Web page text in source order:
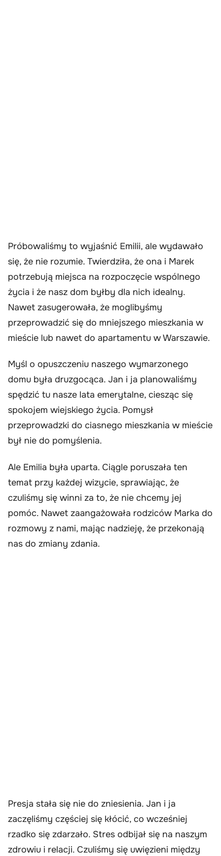
Próbowaliśmy to wyjaśnić Emilii, ale wydawało
się, że nie rozumie. Twierdziła, że ona i Marek
potrzebują miejsca na rozpoczęcie wspólnego
życia i że nasz dom byłby dla nich idealny.
Nawet zasugerowała, że moglibyśmy
przeprowadzić się do mniejszego mieszkania w
mieście lub nawet do apartamentu w Warszawie.
Myśl o opuszczeniu naszego wymarzonego
domu była druzgocąca. Jan i ja planowaliśmy
spędzić tu nasze lata emerytalne, ciesząc się
spokojem wiejskiego życia. Pomysł
przeprowadzki do ciasnego mieszkania w mieście
był nie do pomyślenia.
Ale Emilia była uparta. Ciągle poruszała ten
temat przy każdej wizycie, sprawiając, że
czuliśmy się winni za to, że nie chcemy jej
pomóc. Nawet zaangażowała rodziców Marka do
rozmowy z nami, mając nadzieję, że przekonają
nas do zmiany zdania.
Presja stała się nie do zniesienia. Jan i ja
zaczęliśmy częściej się kłócić, co wcześniej
rzadko się zdarzało. Stres odbijał się na naszym
zdrowiu i relacji. Czuliśmy się uwięzieni między